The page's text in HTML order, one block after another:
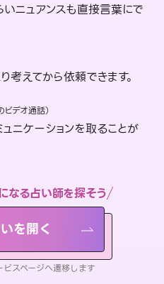
ニュアンスも直接言葉にで
考えてから依頼できます。
ビデオ通話）
ニケーションを取ることが
なる占い師を探そう
を開く
スページへ遷移します